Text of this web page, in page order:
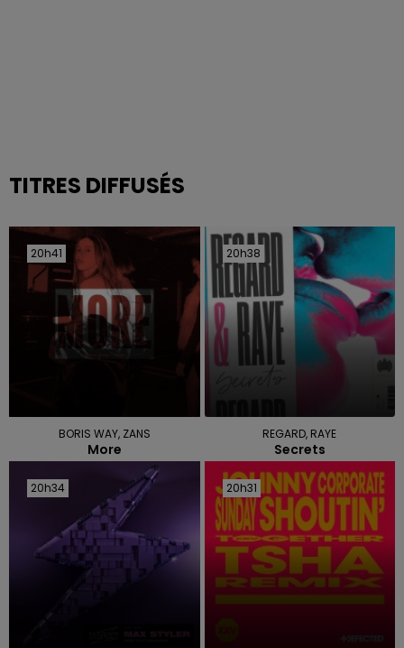
TITRES DIFFUSÉS
20h41
20h41
BORIS WAY, ZANS
More
20h38
20h38
REGARD, RAYE
Secrets
20h34
20h34 20h31
20h31